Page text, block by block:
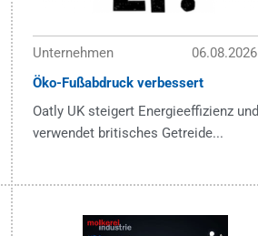
Unternehmen
06.08.2026
Öko-Fußabdruck verbessert
Oatly UK steigert Energieeffizienz und
verwendet britisches Getreide...